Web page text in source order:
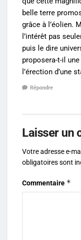
belle terre
grâce à l’éolien.
l’intérêt pas
puis le dire
proposera-t-il
l’érection d’une
Répondre
Laisser un
Votre adresse e-
obligatoires sont
Commentaire *